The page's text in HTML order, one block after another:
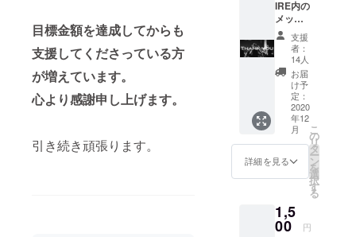
目標金額を達成してからも
支援してくださっている方
が増えています。
心より感謝申し上げます。
引き続き頑張ります。
IRE内の
メッ
セージ
にてお
支援
者：
14人
お届
け予
定：
2020
年12
月
詳細を見る
こ
の
リ
タ
ー
ン
を
選
択
す
る
1,5
00 円